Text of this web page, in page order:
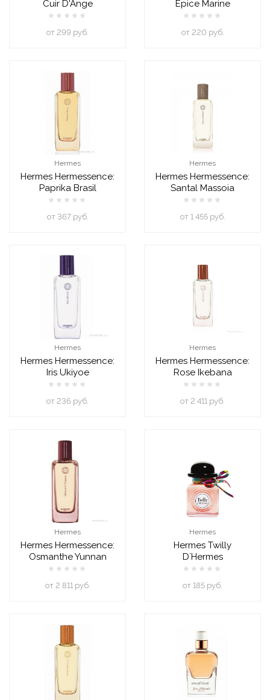
Cuir D'Ange
oт 299 руб.
Epice Marine
oт 220 руб.
Hermes
Hermes Hermessence:
Paprika Brasil
oт 367 руб.
Hermes
Hermes Hermessence:
Santal Massoia
oт 1 455 руб.
Hermes
Hermes Hermessence:
Iris Ukiyoe
oт 236 руб.
Hermes
Hermes Hermessence:
Rose Ikebana
oт 2 411 руб.
Hermes
Hermes Hermessence:
Osmanthe Yunnan
oт 2 811 руб.
Hermes
Hermes Twilly
D`Hermes
oт 185 руб.